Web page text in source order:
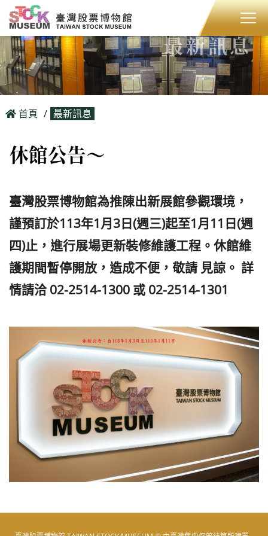
最新訊息
首頁 最新訊息
休館公告～
臺灣股票博物館為推陳出新展館參觀環境，
謹預訂於113年1月3日(週三)起至1月11日(週
四)止，進行展場更新裝修維護工程。休館維
護期間暫停開放，造成不便，敬請 見諒。 詳
情請洽 02-2514-1300 或 02-2514-1301